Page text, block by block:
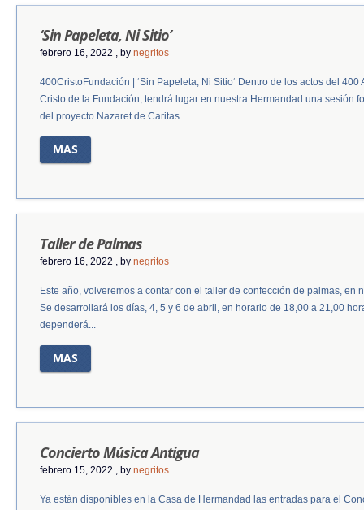
‘Sin Papeleta, Ni Sitio’
febrero 16, 2022 , by negritos
400CristoFundación | ‘Sin Papeleta, Ni Sitio‘ Dentro de los actos del
Cristo de la Fundación, tendrá lugar en nuestra Hermandad una sesión
del proyecto Nazaret de Caritas....
MAS
Taller de Palmas
febrero 16, 2022 , by negritos
Este año, volveremos a contar con el taller de confección de palmas, en
Se desarrollará los días, 4, 5 y 6 de abril, en horario de 18,00 a 21,00
dependerá...
MAS
Concierto Música Antigua
febrero 15, 2022 , by negritos
Ya están disponibles en la Casa de Hermandad las entradas para el